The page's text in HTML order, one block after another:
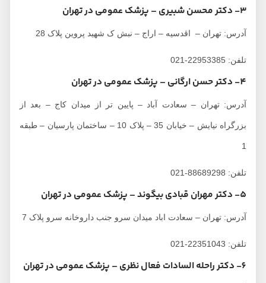
آدرس: تهران – اقدسیه – اراج – نبش ک شهید پروین پلاک 28
تلفن: 22953385-021
آدرس: تهران – سعادت آباد – پایین تر از میدان کاج – بعد از
بزرگراه نیایش – خیابان 35 – پلاک 10 – ساختمان پارسیان – طبقه
تلفن: 88689298-021
آدرس: تهران – سعادت اباد میدان سرو جنب داروخانه سرو پلاک 7
تلفن: 22351043-021